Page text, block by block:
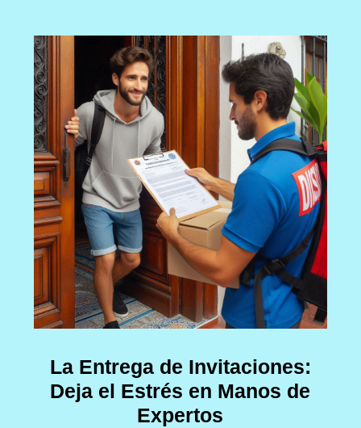
La Entrega de Invitaciones:
Deja el Estrés en Manos de
Expertos